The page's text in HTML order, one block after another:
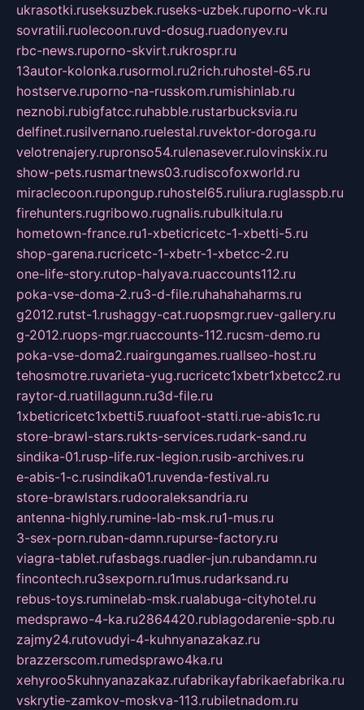
ukrasotki.ruseksuzbek.ruseks-uzbek.ruporno-vk.ru
sovratili.ruolecoon.ruvd-dosug.ruadonyev.ru
rbc-news.ruporno-skvirt.rukrospr.ru
13autor-kolonka.rusormol.ru2rich.ruhostel-65.ru
hostserve.ruporno-na-russkom.rumishinlab.ru
neznobi.rubigfatcc.ruhabble.rustarbucksvia.ru
delfinet.rusilvernano.ruelestal.ruvektor-doroga.ru
velotrenajery.rupronso54.rulenasever.rulovinskix.ru
show-pets.rusmartnews03.rudiscofoxworld.ru
miraclecoon.rupongup.ruhostel65.ruliura.ruglasspb.ru
firehunters.rugribowo.rugnalis.rubulkitula.ru
hometown-france.ru1-xbeticricetc-1-xbetti-5.ru
shop-garena.rucricetc-1-xbetr-1-xbetcc-2.ru
one-life-story.rutop-halyava.ruaccounts112.ru
poka-vse-doma-2.ru3-d-file.ruhahahaharms.ru
g2012.rutst-1.rushaggy-cat.ruopsmgr.ruev-gallery.ru
g-2012.ruops-mgr.ruaccounts-112.rucsm-demo.ru
poka-vse-doma2.ruairgungames.ruallseo-host.ru
tehosmotre.ruvarieta-yug.rucricetc1xbetr1xbetcc2.ru
raytor-d.ruatillagunn.ru3d-file.ru
1xbeticricetc1xbetti5.ruuafoot-statti.rue-abis1c.ru
store-brawl-stars.rukts-services.rudark-sand.ru
sindika-01.rusp-life.rux-legion.rusib-archives.ru
e-abis-1-c.rusindika01.ruvenda-festival.ru
store-brawlstars.rudooraleksandria.ru
antenna-highly.rumine-lab-msk.ru1-mus.ru
3-sex-porn.ruban-damn.rupurse-factory.ru
viagra-tablet.rufasbags.ruadler-jun.rubandamn.ru
fincontech.ru3sexporn.ru1mus.rudarksand.ru
rebus-toys.ruminelab-msk.rualabuga-cityhotel.ru
medsprawo-4-ka.ru2864420.rublagodarenie-spb.ru
zajmy24.rutovudyi-4-kuhnyanazakaz.ru
brazzerscom.rumedsprawo4ka.ru
xehyroo5kuhnyanazakaz.rufabrikayfabrikaefabrika.ru
vskrytie-zamkov-moskva-113.rubiletnadom.ru